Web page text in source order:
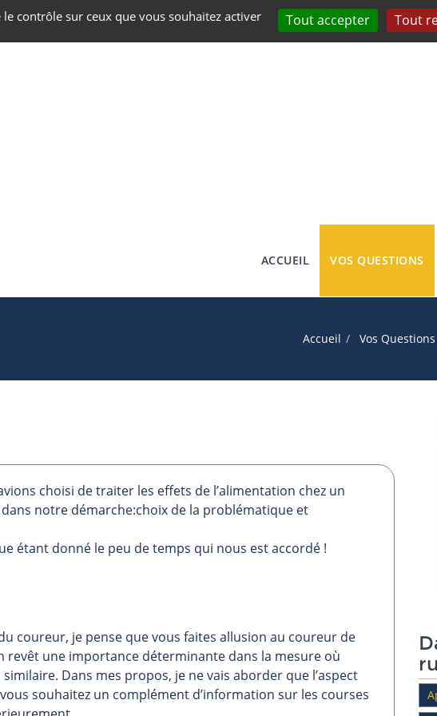
ACCUEIL VOS QUESTIONS
Accueil Vos Questions
choisi de traiter les effets de l’alimentation chez un
notre démarche:choix de la problématique et
étant donné le peu de temps qui nous est accordé !
coureur, je pense que vous faites allusion au coureur de
une importance déterminante dans la mesure où
Dans mes propos, je ne vais aborder que l’aspect
souhaitez un complément d’information sur les courses
contrôle sur ceux que vous souhaitez activer Tout accepter Tout